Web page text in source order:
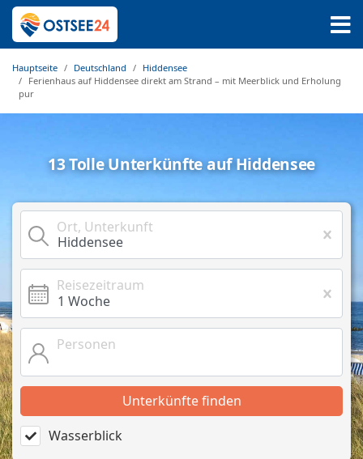
Hauptseite Deutschland
Hiddensee
Ferienhaus auf Hiddensee direkt am Strand – mit Meerblick und Erholung
pur
13 Tolle Unterkünfte auf Hiddensee
Ort, Unterkunft
Reisezeitraum
Personen
Unterkünfte finden
Wasserblick